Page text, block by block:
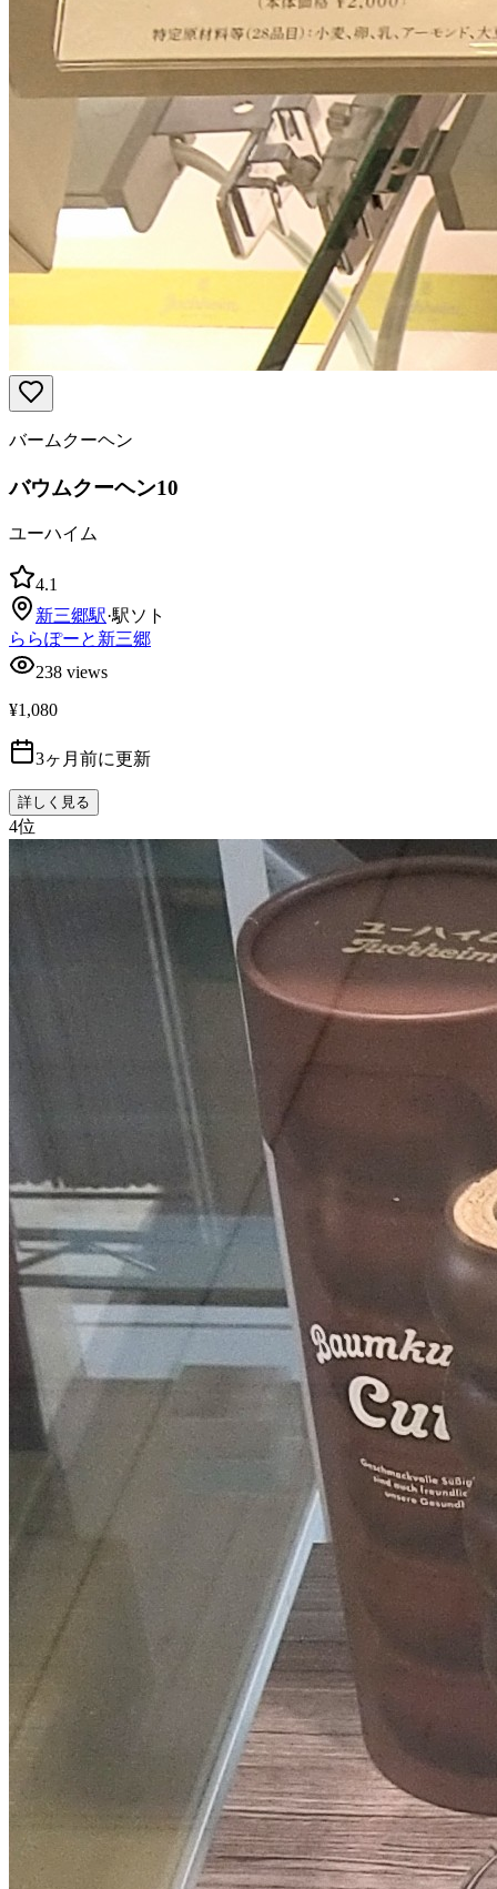
バームクーヘン
バウムクーヘン10
ユーハイム
4.1
新三郷駅·駅ソト
ららぽーと新三郷
238 views
¥1,080
3ヶ月前に更新
詳しく見る
4位